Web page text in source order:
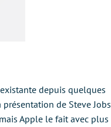
depuis quelques
de Steve Jobs
Apple le fait avec plus